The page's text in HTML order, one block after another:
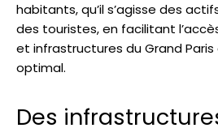
habitants, qu’il s’agisse des
des touristes, en facilitant
et infrastructures du Grand
optimal.
Des